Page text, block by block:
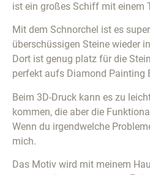
ist ein großes Schiff mit einem
Mit dem Schnorchel ist es
überschüssigen Steine wieder
Dort ist genug platz für die
perfekt aufs Diamond Painting
Beim 3D-Druck kann es zu
kommen, die aber die
Wenn du irgendwelche
mich.
Das Motiv wird mit meinem